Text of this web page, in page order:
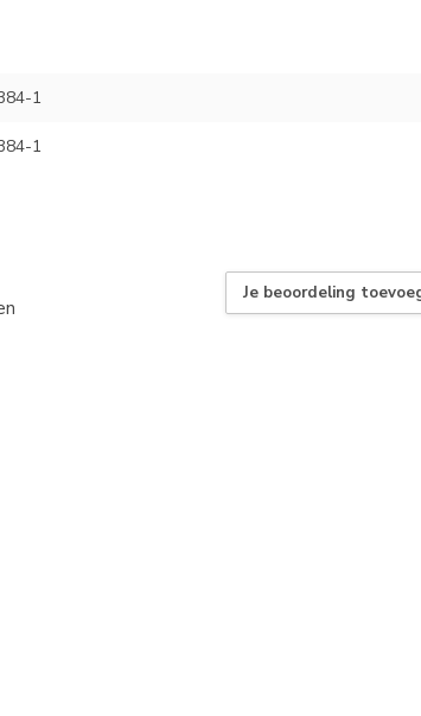
1
1
Je beoordeling